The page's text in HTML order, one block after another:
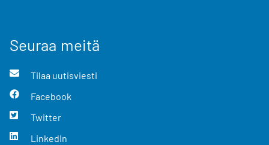
Seuraa meitä
Tilaa uutisviesti
Facebook
Twitter
LinkedIn